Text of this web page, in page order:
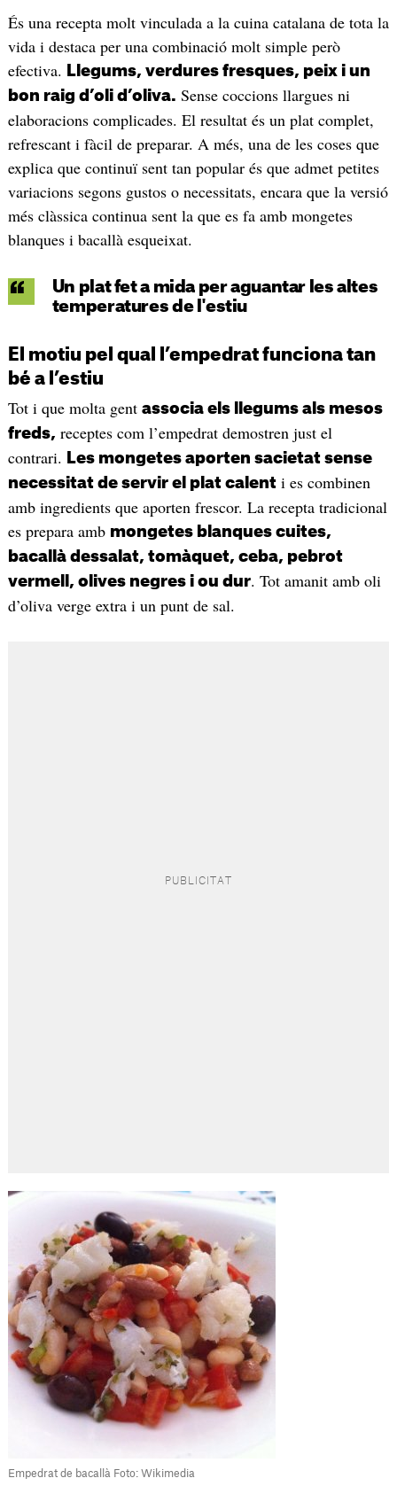
És una recepta molt vinculada a la cuina catalana de tota la
vida i destaca per una combinació molt simple però
efectiva.
Llegums, verdures fresques, peix i un
bon raig d’oli d’oliva. Sense coccions llargues ni
elaboracions complicades. El resultat és un plat complet,
refrescant i fàcil de preparar. A més, una de les coses que
explica que continuï sent tan popular és que admet petites
variacions segons gustos o necessitats, encara que la versió
més clàssica continua sent la que es fa amb mongetes
blanques i bacallà esqueixat.
Un plat fet a mida per aguantar les altes
temperatures de l'estiu
El motiu pel qual l’empedrat funciona tan
bé a l’estiu
Tot i que molta gent associa els llegums als mesos
freds, receptes com l’empedrat demostren just el
contrari.
Les mongetes aporten sacietat sense
necessitat de servir el plat calenti es combinen
amb ingredients que aporten frescor. La recepta tradicional
es prepara amb mongetes blanques cuites,
bacallà dessalat, tomàquet, ceba, pebrot
vermell, olives negres i ou dur. Tot amanit amb oli
d’oliva verge extra i un punt de sal.
Empedrat de bacallà Foto: Wikimedia